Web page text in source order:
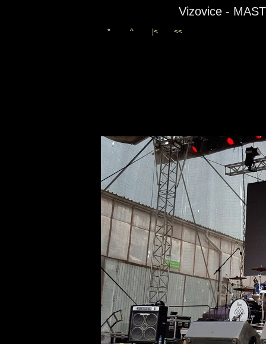
Vizovice -
* ^ |< <<